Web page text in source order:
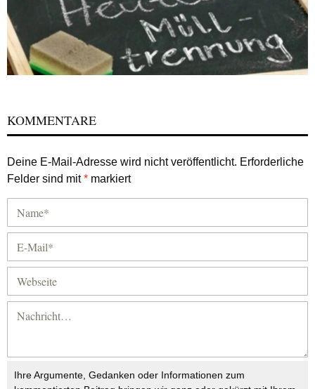
KOMMENTARE
Deine E-Mail-Adresse wird nicht veröffentlicht. Erforderliche
Felder sind mit* markiert
Ihre Argumente, Gedanken oder Informationen zum